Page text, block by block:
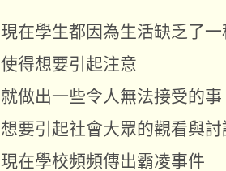
現在學生都因為生活缺乏了一
使得想要引起注意
就做出一些令人無法接受的事
想要引起社會大眾的觀看與討
現在學校頻頻傳出霸凌事件